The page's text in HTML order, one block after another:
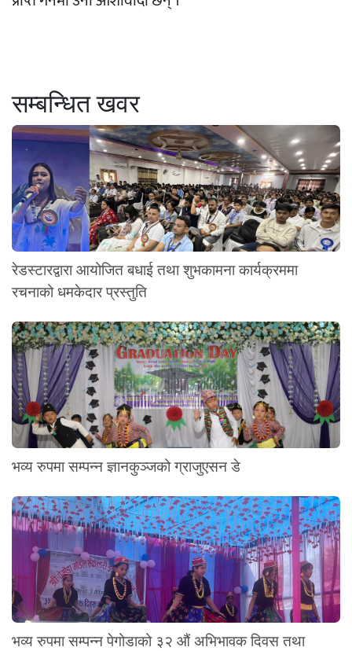
सम्बन्धित खवर
रेडस्टारद्वारा आयोजित बधाई तथा शुभकामना कार्यक्रममा
रचनाको धमकेदार प्रस्तुति
भव्य रुपमा सम्पन्न ज्ञानकुञ्जको ग्राजुएसन डे
भव्य रुपमा सम्पन्न पेगोडाको ३२ औं अभिभावक दिवस तथा